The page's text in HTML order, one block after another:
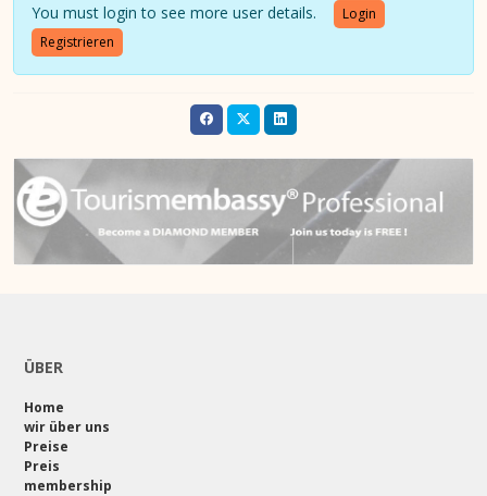
You must login to see more user details.
Login
Registrieren
ÜBER
Home
wir über uns
Preise
Preis
membership